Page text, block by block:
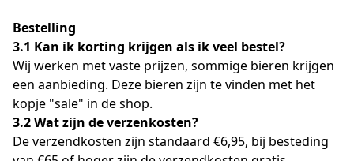
Bestelling
3.1 Kan ik korting krijgen als ik veel bestel?
Wij werken met vaste prijzen, sommige bieren krijgen
een aanbieding. Deze bieren zijn te vinden met het
kopje "sale" in de shop.
3.2 Wat zijn de verzenkosten?
De verzendkosten zijn standaard €6,95, bij besteding